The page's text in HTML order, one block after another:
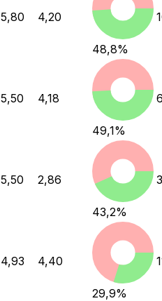
5,80 4,20
48,8%
5,50 4,18
49,1%
5,50 2,86
43,2%
4,93 4,40
29,9%